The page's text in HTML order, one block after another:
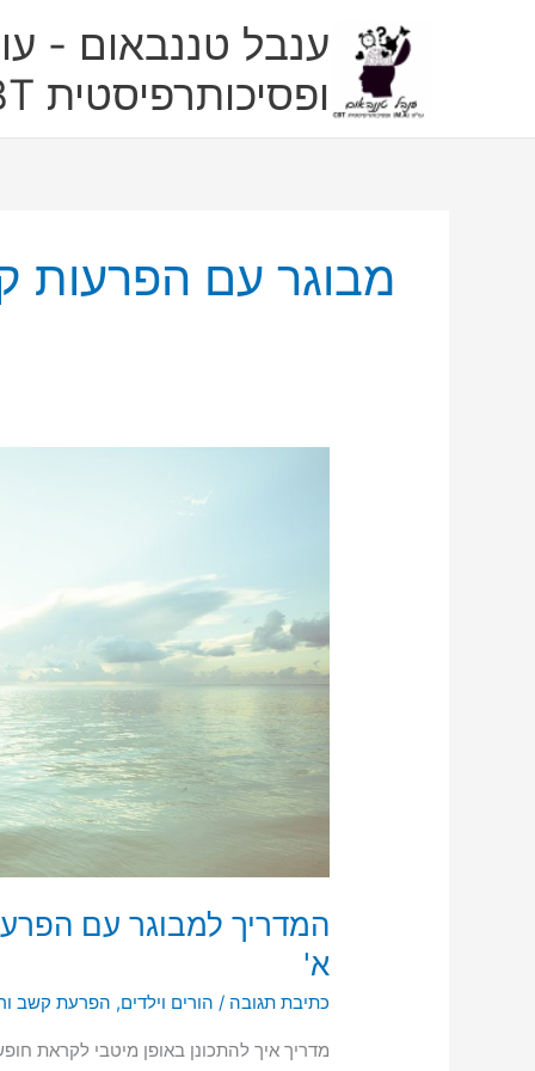
ענבל טננבאום -
ופסיכותרפיסטית CBT
מבוגר עם הפרעות
המדריך למבוגר עם
א'
כתיבת תגובה / הורים וילדים, הפרעת קשב
מדריך איך להתכונן באופן מיטבי לקראת
לטיול
לחו"ל-
חלק
א'